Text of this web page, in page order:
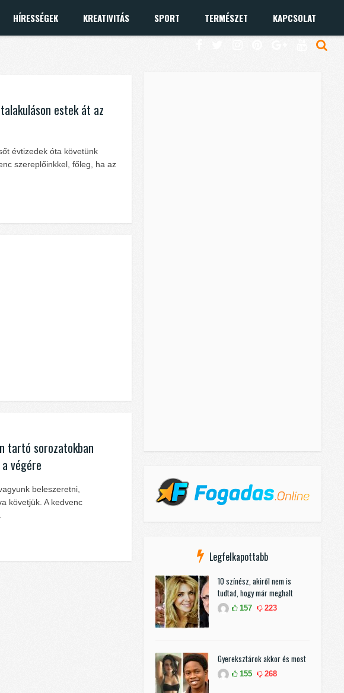
HÍRESSÉGEK KREATIVITÁS SPORT TERMÉSZET KAPCSOLAT
estek át az
évtizedek óta követünk
szereplőinkkel, főleg, ha az
tartó sorozatokban
végére
beleszeretni,
követjük. A kedvenc
Legfelkapottabb
10 színész, akiről nem is
tudtad, hogy már meghalt
157 223
Gyereksztárok akkor és most
155 268